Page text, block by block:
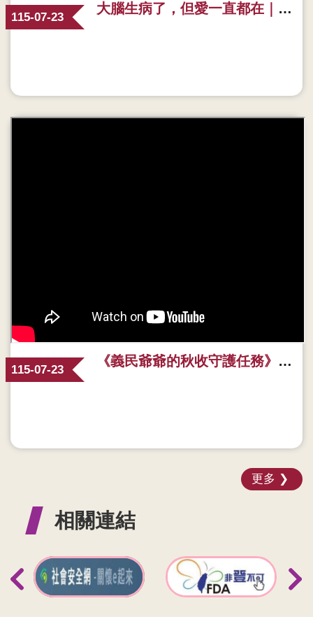
大腦生病了，但愛一直都在｜《失智症照護》溫馨宣導影片 🤍 善用1966，照護路上不孤單
115-07-23
《義民爺爺的秋收守護任務》有聲繪本｜撥開大腦迷霧，用愛看見失智症的10大警訊
115-07-23
更多
相關連結